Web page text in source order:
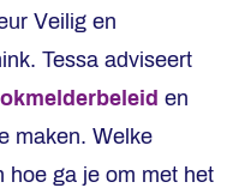
Veilig en
Tessa adviseert
en
maken. Welke
hoe ga je om met het